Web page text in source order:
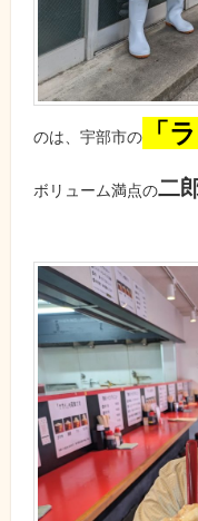
のは、宇部市の
「
ボリューム満点の二